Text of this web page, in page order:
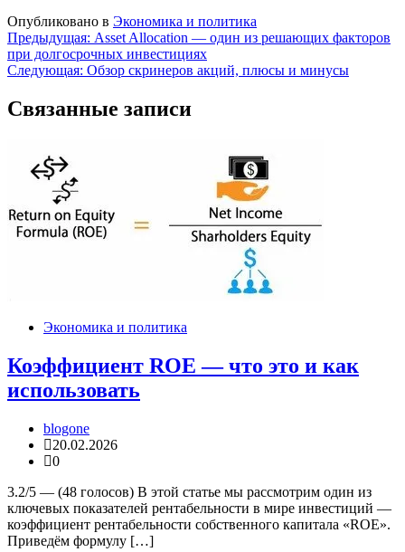
Опубликовано в Экономика и политика
Навигация
по
Предыдущая: Asset Allocation — один из решающих факторов
при долгосрочных инвестициях
Следующая: Обзор скринеров акций, плюсы и минусы
Связанные записи
Экономика и политика
Коэффициент ROE — что это и как
использовать
blogone
20.02.2026
0
3.2/5 — (48 голосов) В этой статье мы рассмотрим один из
ключевых показателей рентабельности в мире инвестиций —
коэффициент рентабельности собственного капитала «ROE».
Приведём формулу […]